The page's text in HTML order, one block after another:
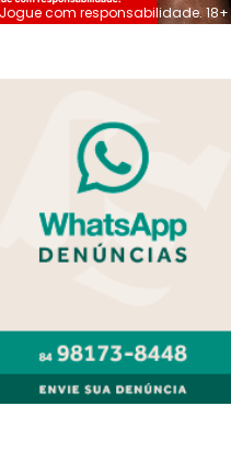
Jogue com responsabilidade. 18+